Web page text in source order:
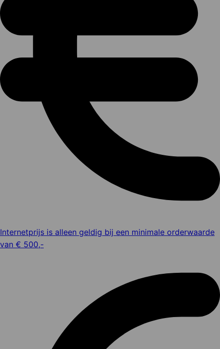
Internetprijs is alleen geldig bij een minimale orderwaarde
van € 500,-